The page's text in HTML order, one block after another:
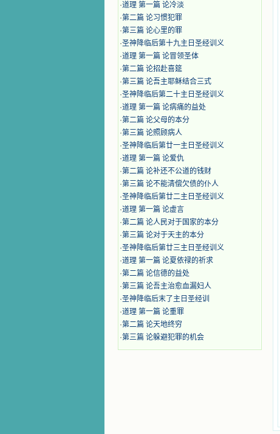
·道理 第一篇 论冷淡
·第二篇 论习惯犯罪
·第三篇 论心里的罪
·圣神降临后第十九主日圣经训义
·道理 第一篇 论冒领圣体
·第二篇 论招赴喜筵
·第三篇 论吾主耶稣结合三式
·圣神降临后第二十主日圣经训义
·道理 第一篇 论病痛的益处
·第二篇 论父母的本分
·第三篇 论照顾病人
·圣神降临后第廿一主日圣经训义
·道理 第一篇 论爱仇
·第二篇 论补还不公道的钱财
·第三篇 论不能清偿欠债的仆人
·圣神降临后第廿二主日圣经训义
·道理 第一篇 论虚言
·第二篇 论人民对于国家的本分
·第三篇 论对于天主的本分
·圣神降临后第廿三主日圣经训义
·道理 第一篇 论夏依禄的祈求
·第二篇 论信德的益处
·第三篇 论吾主治愈血漏妇人
·圣神降临后末了主日圣经训
·道理 第一篇 论重罪
·第二篇 论天地终穷
·第三篇 论躲避犯罪的机会